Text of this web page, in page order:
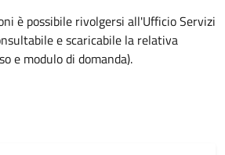
è possibile rivolgersi all'Ufficio Servizi
e scaricabile la relativa
e modulo di domanda).